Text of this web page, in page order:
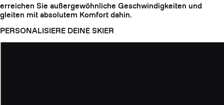
erreichen Sie außergewöhnliche Geschwindigkeiten und
gleiten mit absolutem Komfort dahin.
PERSONALISIERE DEINE SKIER